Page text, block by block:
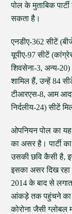
पोल के मुताबिक
सकता है।
एनडीए-362 सीटें
यूपीए-97 सीटें
शिवसेना-3, अन्य-
शामिल हैं, उन्हें 84
टीआरएस-8, आम आदमी
निर्दलीय-24) सीटें
ओपनियन पोल का यह
का असर है। पार्टी
उसकी छवि कैसी है, इस
इसका असर दिख रहा
2014 के बाद से
आंकड़े तक पहुंचने का
कोरोना जैसी